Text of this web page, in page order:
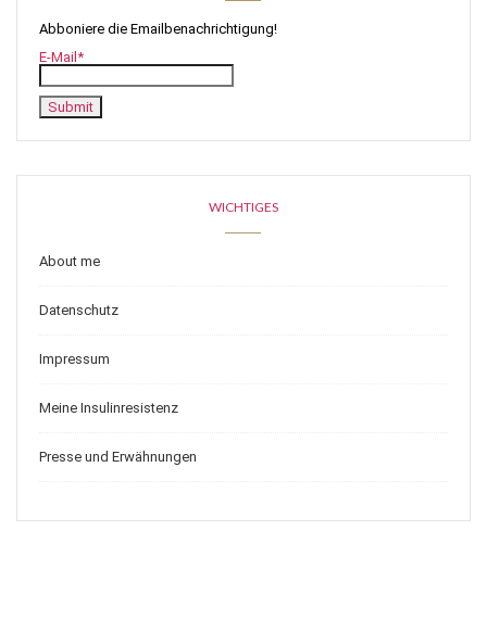
Abboniere die Emailbenachrichtigung!
E-Mail*
WICHTIGES
About me
Datenschutz
Impressum
Meine Insulinresistenz
Presse und Erwähnungen